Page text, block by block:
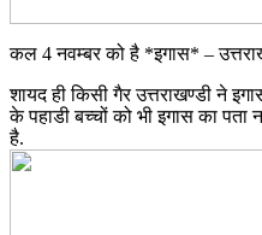
कल 4 नवम्बर को है *इगास* –
शायद ही किसी गैर उत्तराखण्डी ने
के पहाडी बच्चों को भी इगास का पता
है.